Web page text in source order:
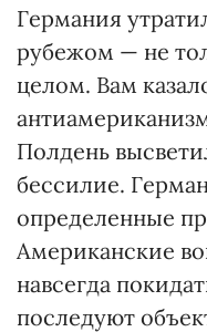
Германия
рубежом — не
целом. Вам
Полдень
бессилие.
определенные
Американские
навсегда
последуют